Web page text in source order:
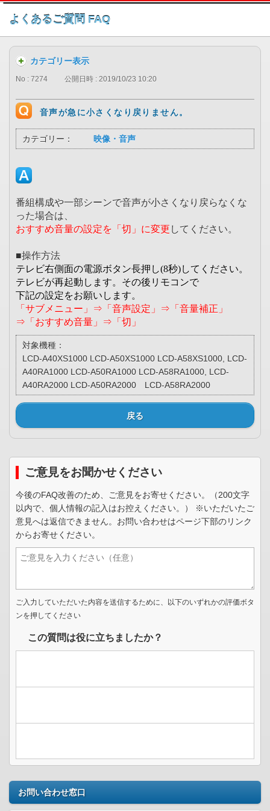
このページの本文へ
よくあるご質問 FAQ
カテゴリー表示
No : 7274 公開日時 : 2019/10/23 10:20
音声が急に小さくなり戻りません。
カテゴリー： 映像・音声
番組構成や一部シーンで音声が小さくなり戻らなくな
った場合は、
おすすめ音量の設定を「切」に変更 してください。
■操作方法
テレビ右側面の電源ボタン長押し(8秒)してください。
テレビが再起動します。その後リモコンで
下記の設定をお願いします。
「サブメニュー」⇒「音声設定」⇒「音量補正」
⇒「おすすめ音量」⇒「切」
対象機種：
LCD-A40XS1000 LCD-A50XS1000 LCD-A58XS1000, LCD-
A40RA1000 LCD-A50RA1000 LCD-A58RA1000, LCD-
A40RA2000 LCD-A50RA2000 LCD-A58RA2000
戻る
ご意見をお聞かせください
今後のFAQ改善のため、ご意見をお寄せください。（200文字
以内で、個人情報の記入はお控えください。） ※いただいたご
意見へは返信できません。お問い合わせはページ下部のリンク
からお寄せください。
ご入力していただいた内容を送信するために、以下のいずれかの評価ボタ
ンを押してください
この質問は役に立ちましたか？
お問い合わせ窓口